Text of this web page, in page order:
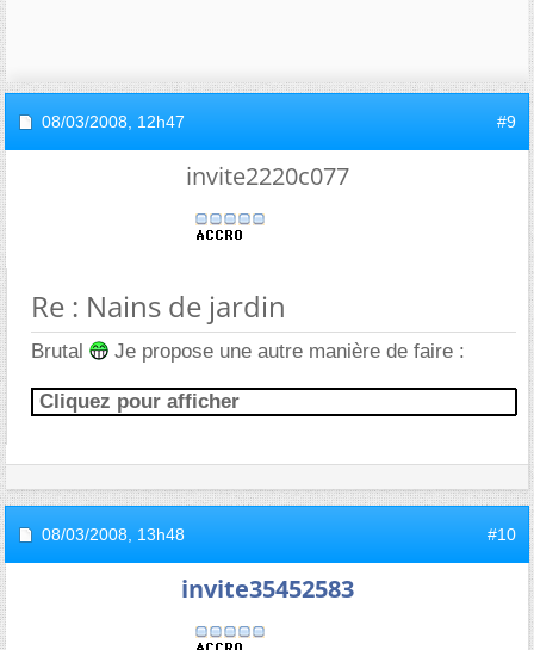
08/03/2008, 12h47 #9
invite2220c077
Re : Nains de jardin
Brutal Je propose une autre manière de faire :
Cliquez pour afficher
08/03/2008, 13h48 #10
invite35452583